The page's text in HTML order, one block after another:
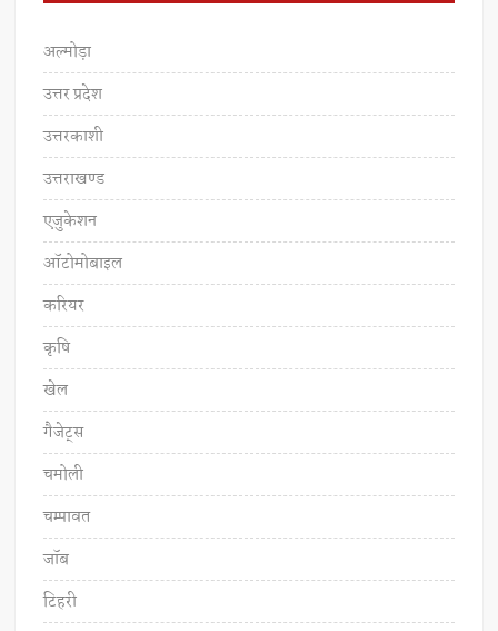
अल्मोड़ा
उत्तर प्रदेश
उत्तरकाशी
उत्तराखण्ड
एजुकेशन
ऑटोमोबाइल
करियर
कृषि
खेल
गैजेट्स
चमोली
चम्पावत
जॉब
टिहरी